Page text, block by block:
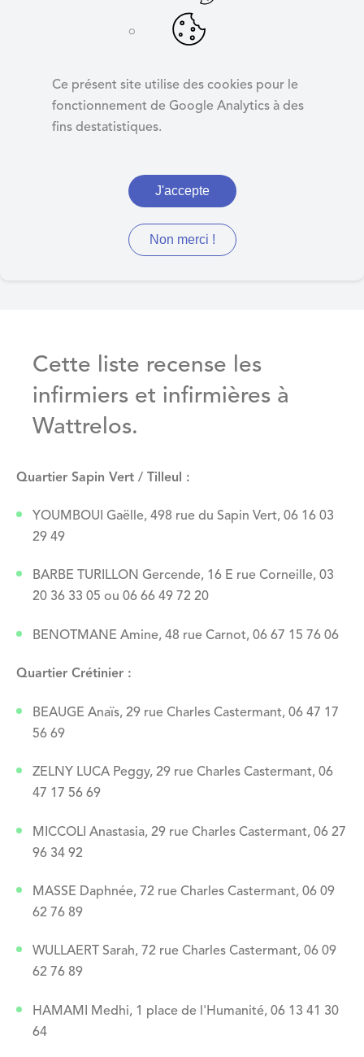
Ce présent site utilise des cookies pour le
fonctionnement de Google Analytics à des
fins destatistiques.
J'accepte
Non merci !
infirmier(e)s
Cette liste recense les
infirmiers et infirmières à
Wattrelos.
Cette liste recense les
infirmiers et infirmières à
Wattrelos.
Quartier Sapin Vert / Tilleul :
YOUMBOUI Gaëlle, 498 rue du Sapin Vert, 06 16 03
29 49
BARBE TURILLON Gercende, 16 E rue Corneille, 03
20 36 33 05 ou 06 66 49 72 20
BENOTMANE Amine, 48 rue Carnot, 06 67 15 76 06
Quartier Crétinier :
BEAUGE Anaïs, 29 rue Charles Castermant, 06 47 17
56 69
ZELNY LUCA Peggy, 29 rue Charles Castermant, 06
47 17 56 69
MICCOLI Anastasia, 29 rue Charles Castermant, 06 27
96 34 92
MASSE Daphnée, 72 rue Charles Castermant, 06 09
62 76 89
WULLAERT Sarah, 72 rue Charles Castermant, 06 09
62 76 89
HAMAMI Medhi, 1 place de l'Humanité, 06 13 41 30
64